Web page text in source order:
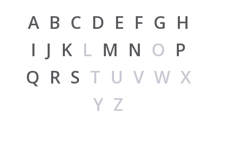
A B C D E F G H
I J K L M N O P
Q R S TUVWX
YZ